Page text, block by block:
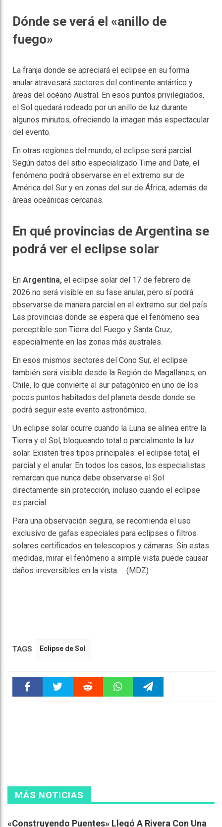
Dónde se verá el «anillo de
fuego»
La franja donde se apreciará el eclipse en su forma
anular atravesará sectores del continente antártico y
áreas del océano Austral. En esos puntos privilegiados,
el Sol quedará rodeado por un anillo de luz durante
algunos minutos, ofreciendo la imagen más espectacular
del evento.
En otras regiones del mundo, el eclipse será parcial.
Según datos del sitio especializado Time and Date, el
fenómeno podrá observarse en el extremo sur de
América del Sur y en zonas del sur de África, además de
áreas oceánicas cercanas.
En qué provincias de Argentina se
podrá ver el eclipse solar
En Argentina, el eclipse solar del 17 de febrero de
2026 no será visible en su fase anular, pero sí podrá
observarse de manera parcial en el extremo sur del país.
Las provincias donde se espera que el fenómeno sea
perceptible son Tierra del Fuego y Santa Cruz,
especialmente en las zonas más australes.
En esos mismos sectores del Cono Sur, el eclipse
también será visible desde la Región de Magallanes, en
Chile, lo que convierte al sur patagónico en uno de los
pocos puntos habitados del planeta desde donde se
podrá seguir este evento astronómico.
Un eclipse solar ocurre cuando la Luna se alinea entre la
Tierra y el Sol, bloqueando total o parcialmente la luz
solar. Existen tres tipos principales: el eclipse total, el
parcial y el anular. En todos los casos, los especialistas
remarcan que nunca debe observarse el Sol
directamente sin protección, incluso cuando el eclipse
es parcial.
Para una observación segura, se recomienda el uso
exclusivo de gafas especiales para eclipses o filtros
solares certificados en telescopios y cámaras. Sin estas
medidas, mirar el fenómeno a simple vista puede causar
daños irreversibles en la vista. (MDZ)
TAGS Eclipse de Sol
MÁS NOTICIAS
«Construyendo Puentes» Llegó A Rivera Con Una